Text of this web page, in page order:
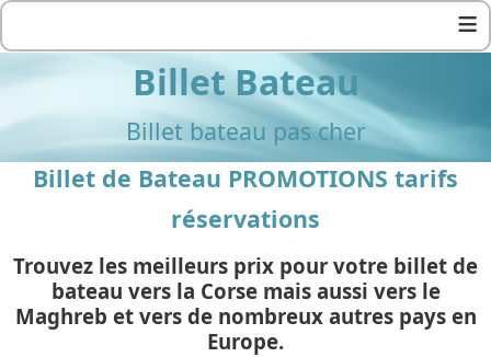
≡
Billet Bateau
Billet bateau pas cher
Billet de Bateau PROMOTIONS tarifs
réservations
Trouvez les meilleurs prix pour votre billet de
bateau vers la Corse mais aussi vers le
Maghreb et vers de nombreux autres pays en
Europe.